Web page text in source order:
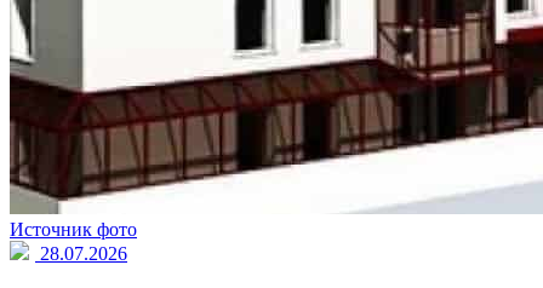
Источник фото
28.07.2026